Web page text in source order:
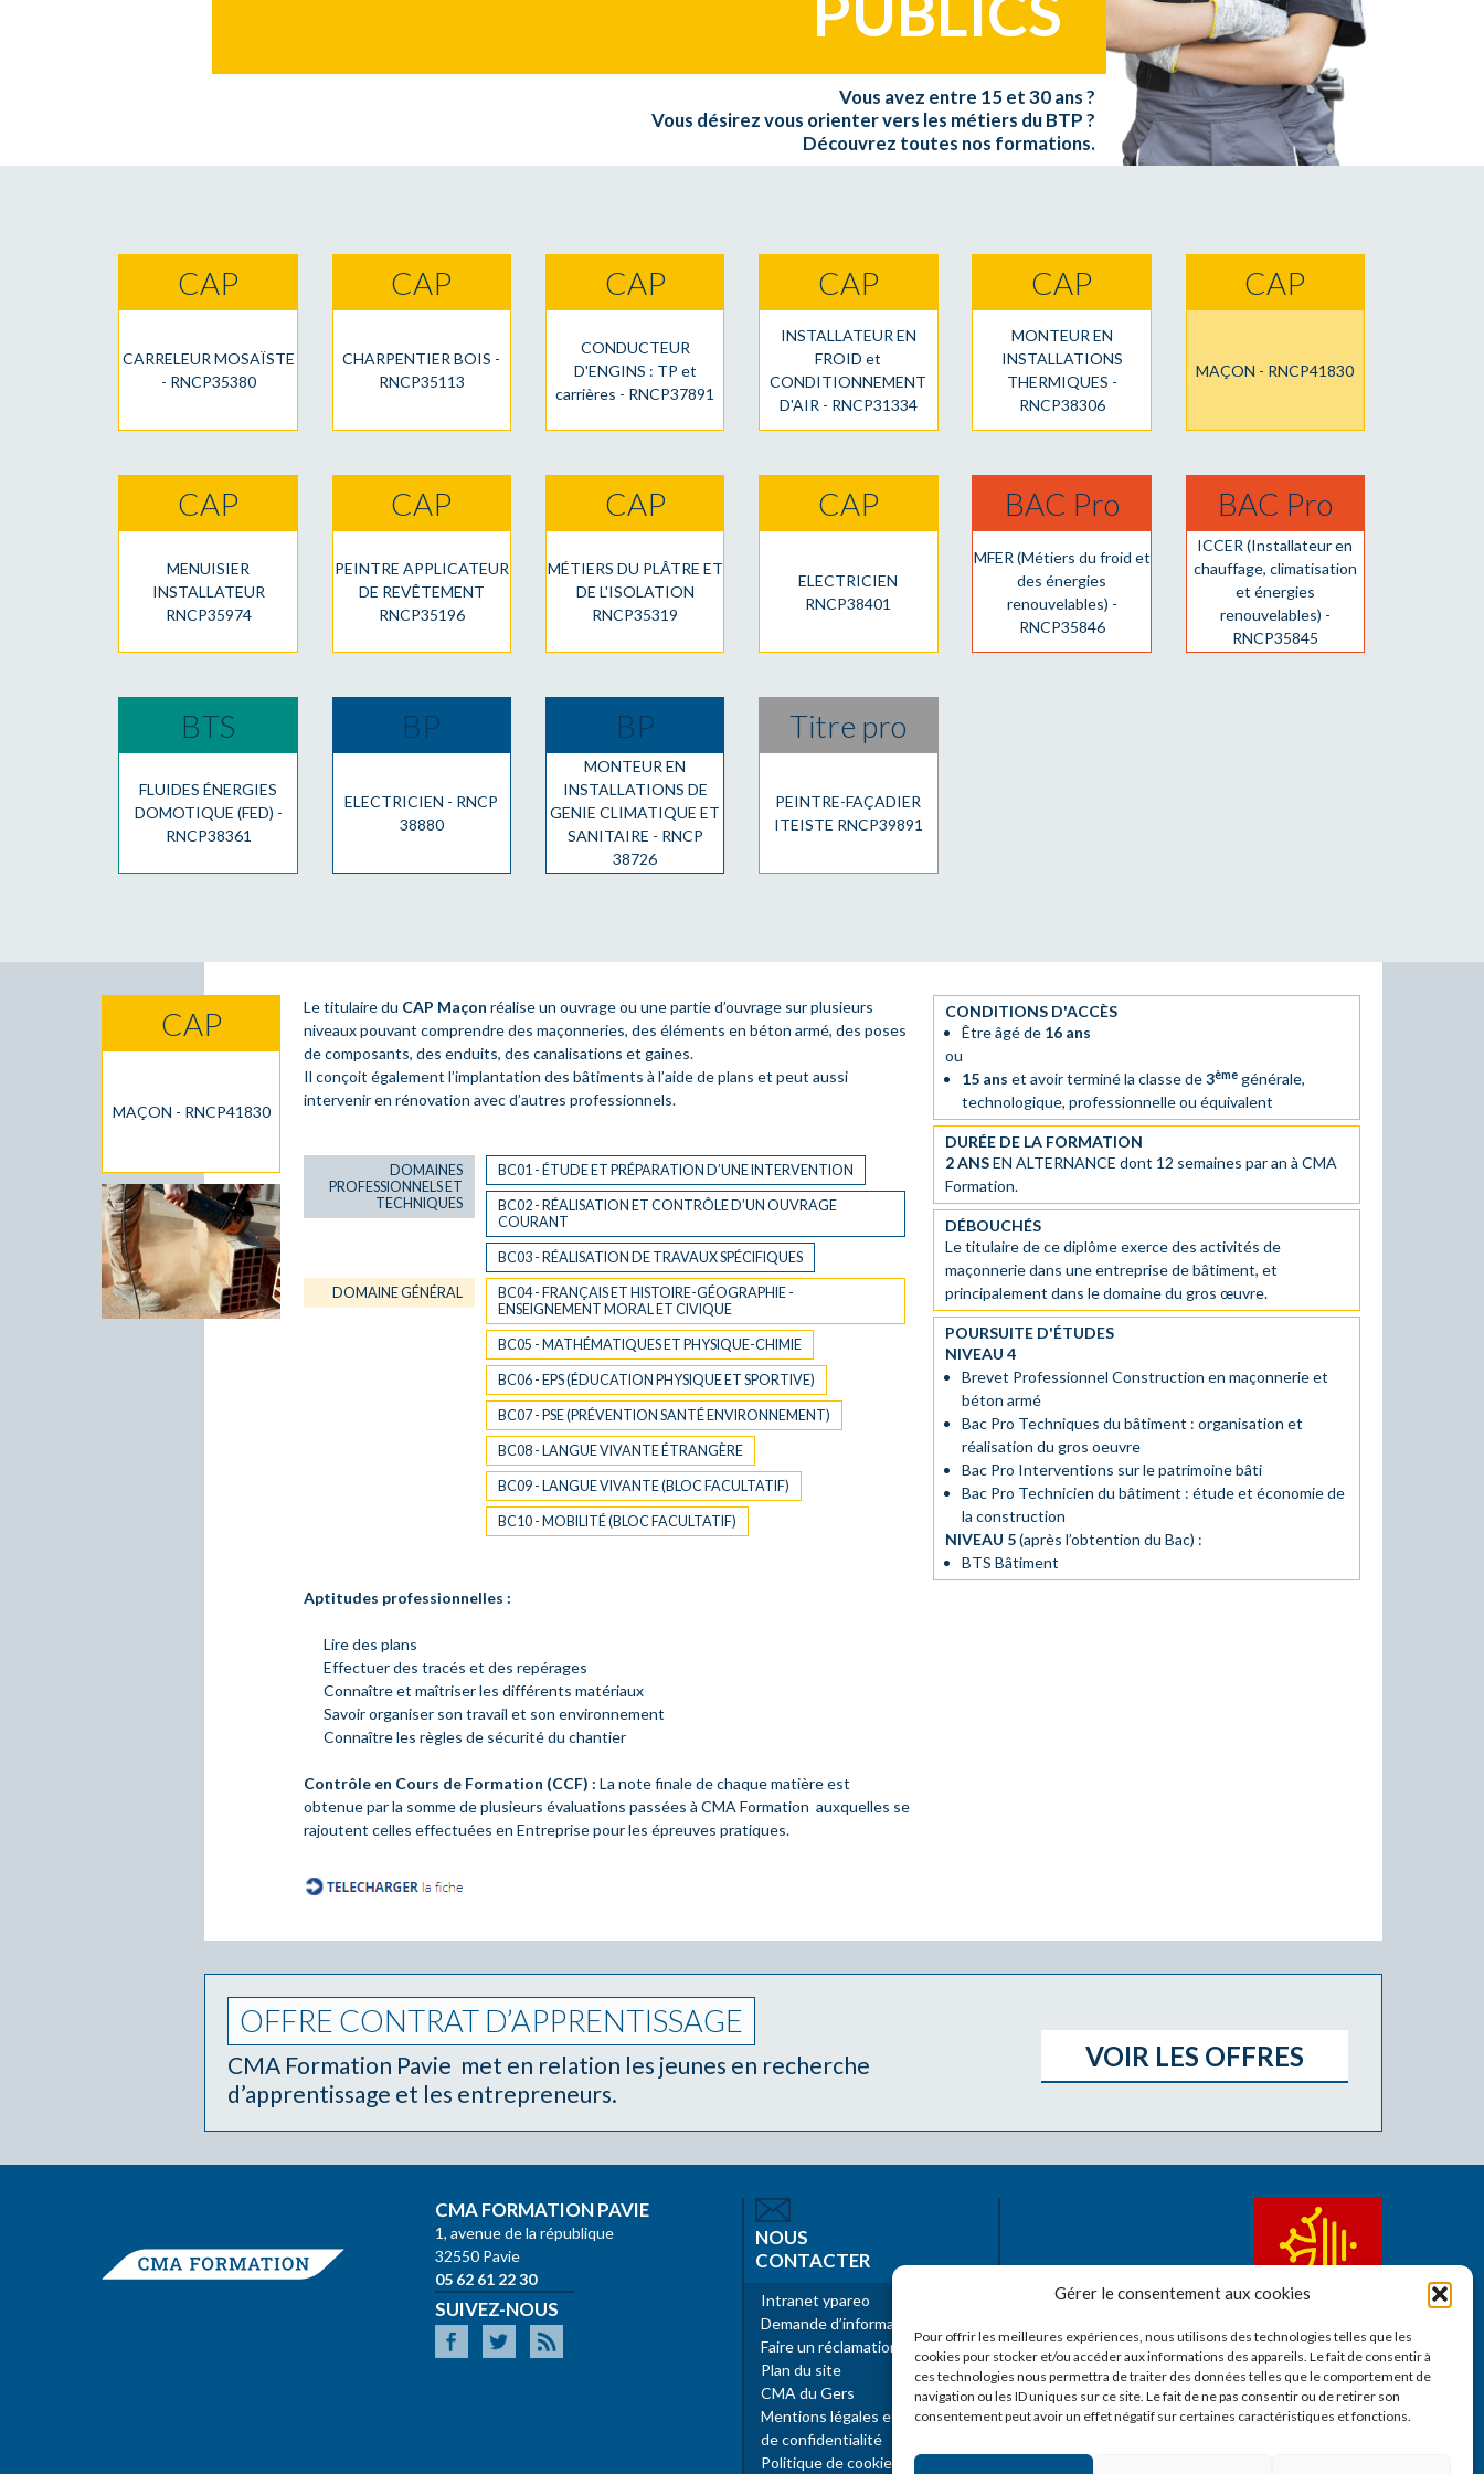
Gérer le consentement aux cookies
Pour offrir les meilleures expériences, nous utilisons des technologies telles que les
cookies pour stocker et/ou accéder aux informations des appareils. Le fait de consentir à
ces technologies nous permettra de traiter des données telles que le comportement de
navigation ou les ID uniques sur ce site. Le fait de ne pas consentir ou de retirer son
consentement peut avoir un effet négatif sur certaines caractéristiques et fonctions.
Vous avez entre 15 et 30 ans ?
Vous désirez vous orienter vers les métiers du BTP ?
Découvrez toutes nos formations.
CAP
CARRELEUR MOSAÏSTE
- RNCP35380
CAP
CHARPENTIER BOIS -
RNCP35113
CAP
CONDUCTEUR
D'ENGINS : TP et
carrières - RNCP37891
CAP
INSTALLATEUR EN
FROID et
CONDITIONNEMENT
D'AIR - RNCP31334
CAP
MONTEUR EN
INSTALLATIONS
THERMIQUES -
RNCP38306
CAP
MAÇON - RNCP41830
CAP
MENUISIER
INSTALLATEUR
RNCP35974
CAP
PEINTRE APPLICATEUR
DE REVÊTEMENT
RNCP35196
CAP
MÉTIERS DU PLÂTRE ET
DE L'ISOLATION
RNCP35319
CAP
ELECTRICIEN
RNCP38401
BAC Pro
MFER (Métiers du froid et
des énergies
renouvelables) -
RNCP35846
BAC Pro
ICCER (Installateur en
chauffage, climatisation
et énergies
renouvelables) -
RNCP35845
BTS
FLUIDES ÉNERGIES
DOMOTIQUE (FED) -
RNCP38361
BP
ELECTRICIEN - RNCP
38880
BP
MONTEUR EN
INSTALLATIONS DE
GENIE CLIMATIQUE ET
SANITAIRE - RNCP
38726
Titre pro
PEINTRE-FAÇADIER
ITEISTE RNCP39891
CAP
MAÇON - RNCP41830
Le titulaire du CAP Maçon réalise un ouvrage ou une partie d’ouvrage sur plusieurs
niveaux pouvant comprendre des maçonneries, des éléments en béton armé, des poses
de composants, des enduits, des canalisations et gaines.
Il conçoit également l’implantation des bâtiments à l’aide de plans et peut aussi
intervenir en rénovation avec d’autres professionnels.
DOMAINES
PROFESSIONNELS ET
TECHNIQUES
BC01 - ÉTUDE ET PRÉPARATION D’UNE INTERVENTION
BC02 - RÉALISATION ET CONTRÔLE D’UN OUVRAGE
COURANT
BC03 - RÉALISATION DE TRAVAUX SPÉCIFIQUES
DOMAINE GÉNÉRAL
BC04 - FRANÇAIS ET HISTOIRE-GÉOGRAPHIE -
ENSEIGNEMENT MORAL ET CIVIQUE
BC05 - MATHÉMATIQUES ET PHYSIQUE-CHIMIE
BC06 - EPS (ÉDUCATION PHYSIQUE ET SPORTIVE)
BC07 - PSE (PRÉVENTION SANTÉ ENVIRONNEMENT)
BC08 - LANGUE VIVANTE ÉTRANGÈRE
BC09 - LANGUE VIVANTE (BLOC FACULTATIF)
BC10 - MOBILITÉ (BLOC FACULTATIF)
Aptitudes professionnelles :
Lire des plans
Effectuer des tracés et des repérages
Connaître et maîtriser les différents matériaux
Savoir organiser son travail et son environnement
Connaître les règles de sécurité du chantier
Contrôle en Cours de Formation (CCF) : La note finale de chaque matière est
obtenue par la somme de plusieurs évaluations passées à CMA Formation auxquelles se
rajoutent celles effectuées en Entreprise pour les épreuves pratiques.
CONDITIONS D'ACCÈS
Être âgé de 16 ans
ou
15 ans et avoir terminé la classe de3ème générale,
technologique, professionnelle ou équivalent
DURÉE DE LA FORMATION
2 ANSEN ALTERNANCE dont 12 semaines par an à CMA
Formation.
DÉBOUCHÉS
Le titulaire de ce diplôme exerce des activités de
maçonnerie dans une entreprise de bâtiment, et
principalement dans le domaine du gros œuvre.
POURSUITE D'ÉTUDES
NIVEAU 4
Brevet Professionnel Construction en maçonnerie et
béton armé
Bac Pro Techniques du bâtiment : organisation et
réalisation du gros oeuvre
Bac Pro Interventions sur le patrimoine bâti
Bac Pro Technicien du bâtiment : étude et économie de
la construction
NIVEAU 5(après l’obtention du Bac) :
BTS Bâtiment
OFFRE CONTRAT D’APPRENTISSAGE
CMA Formation Pavie met en relation les jeunes en recherche
d’apprentissage et les entrepreneurs.
VOIR LES OFFRES
CMA FORMATION PAVIE
1, avenue de la république
32550 Pavie
05 62 61 22 30
SUIVEZ-NOUS
NOUS
CONTACTER
Intranet ypareo
Demande d’informations
Faire un réclamation
Plan du site
CMA du Gers
Mentions légales et politique
de confidentialité
Politique de cookies